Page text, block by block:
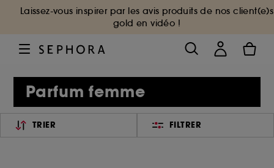
Laissez-vous inspirer par les avis produits de nos client(e)s
gold en vidéo !
Parfum femme
TRIER FILTRER